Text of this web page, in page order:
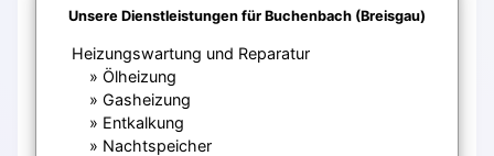
Unsere Dienstleistungen für Buchenbach (Breisgau)
Heizungswartung und Reparatur
Ölheizung
Gasheizung
Entkalkung
Nachtspeicher